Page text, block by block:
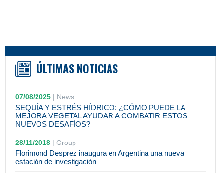
ÚLTIMAS NOTICIAS
07/08/2025 | News
SEQUÍA Y ESTRÉS HÍDRICO: ¿CÓMO PUEDE LA
MEJORA VEGETAL AYUDAR A COMBATIR ESTOS
NUEVOS DESAFÍOS?
28/11/2018 |Group
Florimond Desprez inaugura en Argentina una nueva
estación de investigación